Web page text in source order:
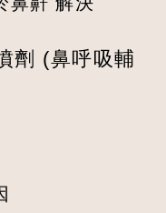
劑 (鼻呼吸輔